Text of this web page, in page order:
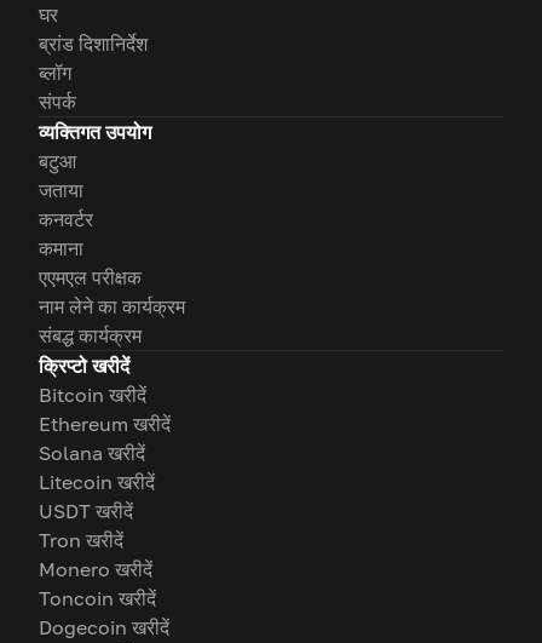
घर
ब्रांड दिशानिर्देश
ब्लॉग
संपर्क
व्यक्तिगत उपयोग
बटुआ
जताया
कनवर्टर
कमाना
एएमएल परीक्षक
नाम लेने का कार्यक्रम
संबद्ध कार्यक्रम
क्रिप्टो खरीदें
Bitcoin खरीदें
Ethereum खरीदें
Solana खरीदें
Litecoin खरीदें
USDT खरीदें
Tron खरीदें
Monero खरीदें
Toncoin खरीदें
Dogecoin खरीदें